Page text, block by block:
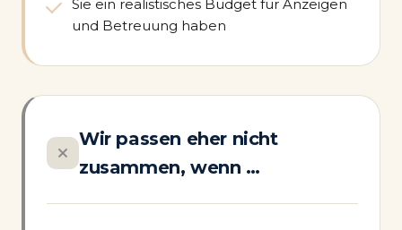
Sie ein realistisches Budget für Anzeigen
und Betreuung haben
Wir passen eher nicht
zusammen, wenn …